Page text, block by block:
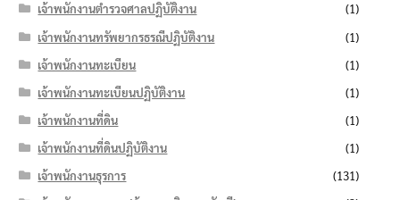
เจ้าพนักงานตำรวจศาลปฏิบัติงาน
(1)
เจ้าพนักงานทรัพยากรธรณีปฏิบัติงาน
(1)
เจ้าพนักงานทะเบียน
(1)
เจ้าพนักงานทะเบียนปฏิบัติงาน
(1)
เจ้าพนักงานที่ดิน
(1)
เจ้าพนักงานที่ดินปฏิบัติงาน
(1)
เจ้าพนักงานธุรการ
(131)